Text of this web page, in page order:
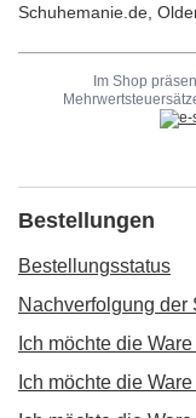
Schuhemanie.de
Im Shop
Bestellungen
Bestellungsstatus
Nachverfolgung der
Ich möchte die
Ich möchte die